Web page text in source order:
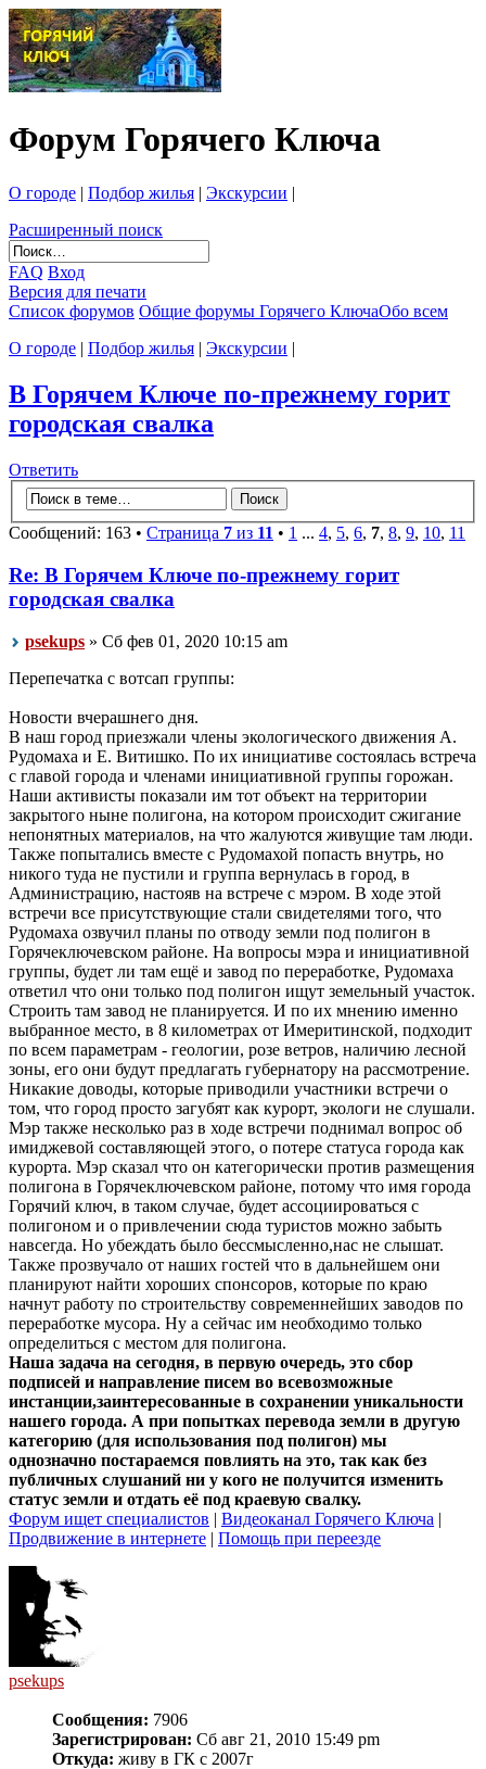
Форум Горячего Ключа
О городе | Подбор жилья | Экскурсии |
Расширенный поиск
FAQ Вход
Версия для печати
Список форумов Общие форумы Горячего КлючаОбо всем
О городе | Подбор жилья | Экскурсии |
В Горячем Ключе по-прежнему горит
городская свалка
Ответить
Сообщений: 163 • Страница 7 из 11 • 1 ... 4, 5, 6, 7, 8, 9, 10, 11
Re: В Горячем Ключе по-прежнему горит
городская свалка
psekups » Сб фев 01, 2020 10:15 am
Перепечатка с вотсап группы:
Новости вчерашнего дня.
В наш город приезжали члены экологического движения А.
Рудомаха и Е. Витишко. По их инициативе состоялась встреча
с главой города и членами инициативной группы горожан.
Наши активисты показали им тот объект на территории
закрытого ныне полигона, на котором происходит сжигание
непонятных материалов, на что жалуются живущие там люди.
Также попытались вместе с Рудомахой попасть внутрь, но
никого туда не пустили и группа вернулась в город, в
Администрацию, настояв на встрече с мэром. В ходе этой
встречи все присутствующие стали свидетелями того, что
Рудомаха озвучил планы по отводу земли под полигон в
Горячеключевском районе. На вопросы мэра и инициативной
группы, будет ли там ещё и завод по переработке, Рудомаха
ответил что они только под полигон ищут земельный участок.
Строить там завод не планируется. И по их мнению именно
выбранное место, в 8 километрах от Имеритинской, подходит
по всем параметрам - геологии, розе ветров, наличию лесной
зоны, его они будут предлагать губернатору на рассмотрение.
Никакие доводы, которые приводили участники встречи о
том, что город просто загубят как курорт, экологи не слушали.
Мэр также несколько раз в ходе встречи поднимал вопрос об
имиджевой составляющей этого, о потере статуса города как
курорта. Мэр сказал что он категорически против размещения
полигона в Горячеключевском районе, потому что имя города
Горячий ключ, в таком случае, будет ассоциироваться с
полигоном и о привлечении сюда туристов можно забыть
навсегда. Но убеждать было бессмысленно,нас не слышат.
Также прозвучало от наших гостей что в дальнейшем они
планируют найти хороших спонсоров, которые по краю
начнут работу по строительству современнейших заводов по
переработке мусора. Ну а сейчас им необходимо только
определиться с местом для полигона.
Наша задача на сегодня, в первую очередь, это сбор
подписей и направление писем во всевозможные
инстанции,заинтересованные в сохранении уникальности
нашего города. А при попытках перевода земли в другую
категорию (для использования под полигон) мы
однозначно постараемся повлиять на это, так как без
публичных слушаний ни у кого не получится изменить
статус земли и отдать её под краевую свалку.
Форум ищет специалистов | Видеоканал Горячего Ключа |
Продвижение в интернете | Помощь при переезде
psekups
Сообщения: 7906
Зарегистрирован: Сб авг 21, 2010 15:49 pm
Откуда: живу в ГК с 2007г